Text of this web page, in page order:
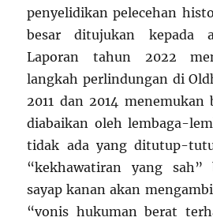
penyelidikan pelecehan
besar ditujukan kepada
Laporan tahun 2022
langkah perlindungan di
2011 dan 2014
diabaikan oleh lembaga-
tidak ada yang ditutup-
“kekhawatiran yang sah”
sayap kanan akan
“vonis hukuman berat